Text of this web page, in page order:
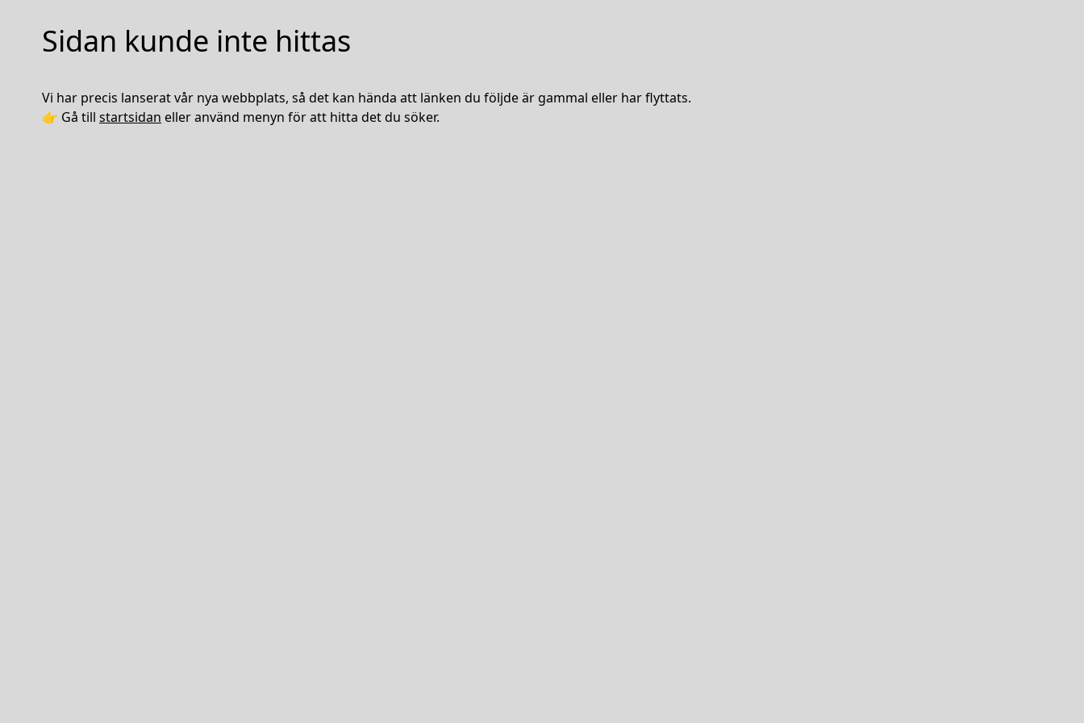
Sidan kunde inte hittas
Vi har precis lanserat vår nya webbplats, så det kan hända att länken du följde är gammal eller har flyttats.
👉 Gå till startsidan eller använd menyn för att hitta det du söker.